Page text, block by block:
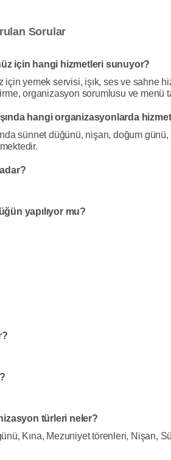
Sorular
için hangi hizmetleri sunuyor?
için yemek servisi, işık, ses ve sahne
organizasyon sorumlusu ve menü
hangi organizasyonlarda
sünnet düğünü, nişan, doğum
yapılıyor mu?
türleri neler?
Kına, Mezuniyet törenleri, Nişan,